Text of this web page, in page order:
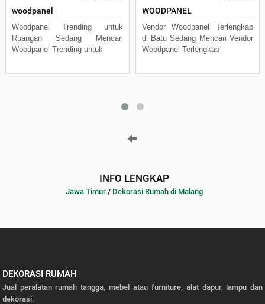
woodpanel
Woodpanel Trending untuk
Ruangan Sedang Mencari
Woodpanel Trending untuk
WOODPANEL
Vendor Woodpanel Terlengkap
di Batu Sedang Mencari Vendor
Woodpanel Terlengkap
INFO LENGKAP
Jawa Timur / Dekorasi Rumah di Malang
DEKORASI RUMAH
Jual peralatan rumah tangga, mebel atau furniture, alat dapur, lampu dan
dekorasi.